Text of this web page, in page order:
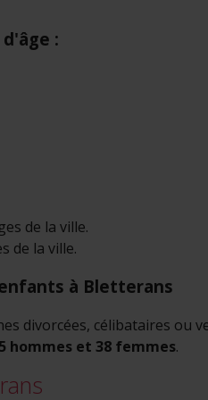
:
de la ville.
de la ville.
à Bletterans
divorcées, célibataires ou
5 hommes et 38 femmes.